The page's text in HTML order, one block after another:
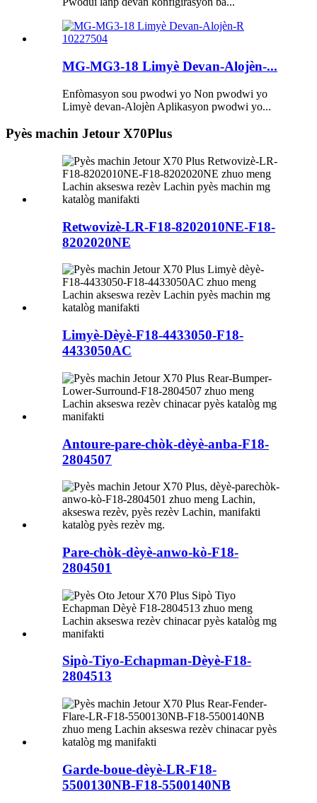
MG-MG3-18 Limyè Devan-Alojèn-...
Enfòmasyon sou pwodwi yo Non pwodwi yo
Limyè devan-Alojèn Aplikasyon pwodwi yo...
Pyès machin Jetour X70Plus
Retwovizè-LR-F18-8202010NE-F18-
8202020NE
Limyè-Dèyè-F18-4433050-F18-
4433050AC
Antoure-pare-chòk-dèyè-anba-F18-
2804507
Pare-chòk-dèyè-anwo-kò-F18-
2804501
Sipò-Tiyo-Echapman-Dèyè-F18-
2804513
Garde-boue-dèyè-LR-F18-
5500130NB-F18-5500140NB